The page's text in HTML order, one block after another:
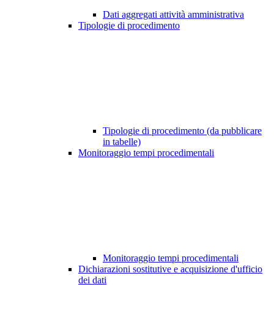
Dati aggregati attività amministrativa
Tipologie di procedimento
Tipologie di procedimento (da pubblicare
in tabelle)
Monitoraggio tempi procedimentali
Monitoraggio tempi procedimentali
Dichiarazioni sostitutive e acquisizione d'ufficio
dei dati